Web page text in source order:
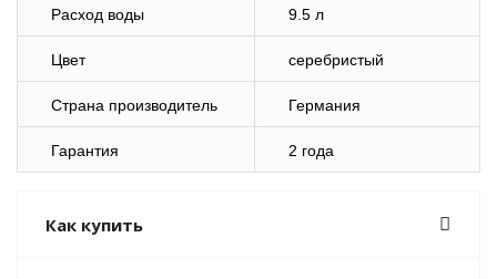
Расход воды 9.5 л
Цвет серебристый
Страна производитель Германия
Гарантия 2 года
Как купить